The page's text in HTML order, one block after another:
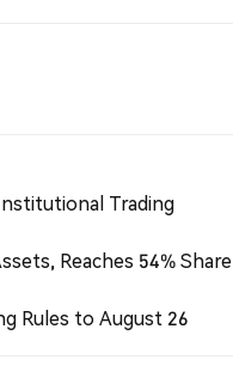
Trading
Reaches 54% Share
Rules to August 26